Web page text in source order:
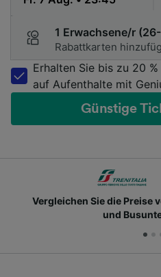
1 Erwachsene/r
Rabattkarten
Erhalten Sie bis zu 20
auf Aufenthalte mit
Günstige
Vergleichen Sie die Preise
und